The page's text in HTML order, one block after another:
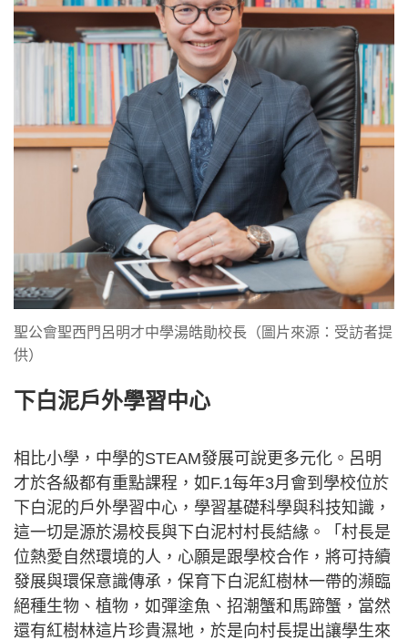
聖公會聖西門呂明才中學湯皓勛校長（圖片來源：受訪者提
供）
下白泥戶外學習中心
相比小學，中學的STEAM發展可說更多元化。呂明
才於各級都有重點課程，如F.1每年3月會到學校位於
下白泥的戶外學習中心，學習基礎科學與科技知識，
這一切是源於湯校長與下白泥村村長結緣。「村長是
位熱愛自然環境的人，心願是跟學校合作，將可持續
發展與環保意識傳承，保育下白泥紅樹林一帶的瀕臨
絕種生物、植物，如彈塗魚、招潮蟹和馬蹄蟹，當然
還有紅樹林這片珍貴濕地，於是向村長提出讓學生來